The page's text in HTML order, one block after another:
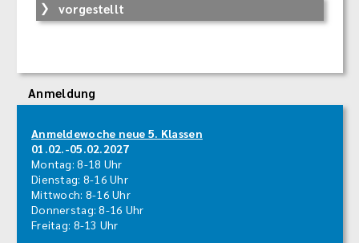
vorgestellt
Anmeldung
Anmeldewoche neue 5. Klassen
01.02.-05.02.2027
Montag: 8-18 Uhr
Dienstag: 8-16 Uhr
Mittwoch: 8-16 Uhr
Donnerstag: 8-16 Uhr
Freitag: 8-13 Uhr